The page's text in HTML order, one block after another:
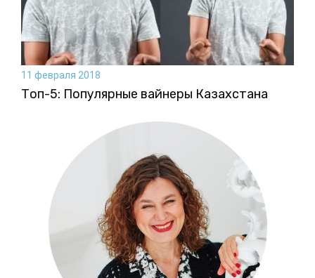
11 февраля 2018
Топ-5: Популярные вайнеры Казахстана